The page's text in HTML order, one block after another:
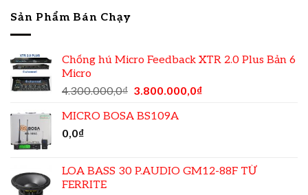
Sản Phẩm Bán Chạy
Chống hú Micro Feedback XTR 2.0 Plus Bản 6
Micro
4.300.000,0₫ 3.800.000,0₫
MICRO BOSA BS109A
0,0₫
LOA BASS 30 P.AUDIO GM12-88F TỪ
FERRITE